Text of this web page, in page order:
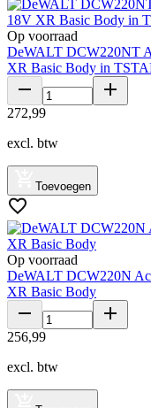
Op voorraad
DeWALT DCW220NT
XR Basic Body in
272,99
excl. btw
Toevoegen
Op voorraad
DeWALT DCW220N
XR Basic Body
256,99
excl. btw